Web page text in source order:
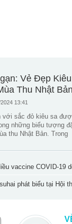
Vẻ Đẹp Kiêu
Thu Nhật Bản
13:41
với sắc đỏ kiêu sa
những biểu tượng
thu Nhật Bản. Trong
mọc thành bụi
nên cảnh sắc tựa như
vaccine COVID-19
phát biểu tại Hội